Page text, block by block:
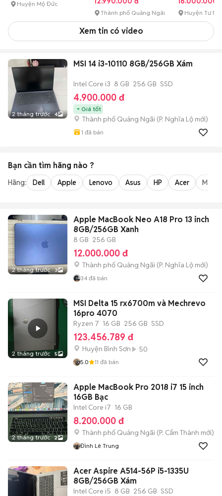
Huyện Mộ Đức
Thành phố Quảng Ngãi Huyện Tư
Xem tin có video
2 tháng trước 4
MSI 14 i3-10110 8GB/256GB Xám
Intel Core i3 8 GB 256 GB SSD
4.900.000 đ
Giá tốt
Thành phố Quảng Ngãi (P. Nghĩa Lộ mới)
1 đã bán
Bạn cần tìm hãng nào ?
Hãng: Dell Apple Lenovo Asus HP Acer MSI
2 tháng trước 3
Apple MacBook Neo A18 Pro 13 inch
8GB/256GB Xanh
8 GB 256 GB
12.000.000 đ
Thành phố Quảng Ngãi (P. Nghĩa Lộ mới)
34 đã bán
2 tháng trước 5
MSI Delta 15 rx6700m và Mechrevo
16pro 4070
Ryzen 7 16 GB 256 GB SSD
123.456.789 đ
Huyện Bình Sơn 50
5.0 11 đã bán
2 tháng trước 2
Apple MacBook Pro 2018 i7 15 inch
16GB Bạc
Intel Core i7 16 GB
8.200.000 đ
Thành phố Quảng Ngãi (P. Cẩm Thành mới)
Đình Lê Trung
Acer Aspire A514-56P i5-1335U
8GB/256GB Xám
Intel Core i5 8 GB 256 GB SSD